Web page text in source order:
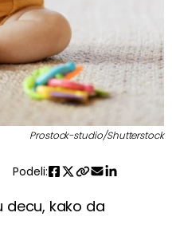
Prostock-studio/Shutterstock
Podeli:
decu, kako da